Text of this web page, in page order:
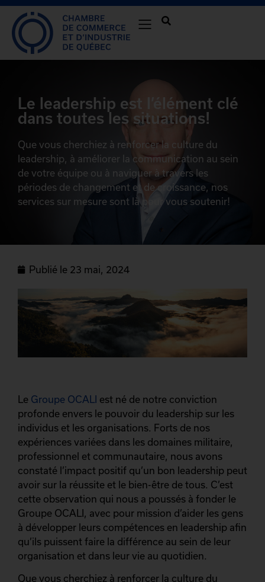
Le leadership est l’élément clé
dans toutes les situations!
Que vous cherchiez à renforcer la culture du
leadership, à améliorer la communication au sein
de votre équipe ou à naviguer à travers les
périodes de changement et de croissance, nos
services sur mesure sont là pour vous soutenir!
Publié le 23 mai, 2024
Le Groupe OCALI est né de notre conviction
profonde envers le pouvoir du leadership sur les
individus et les organisations. Forts de nos
expériences variées dans les domaines militaire,
professionnel et communautaire, nous avons
constaté l’impact positif qu’un bon leadership peut
avoir sur la réussite et le bien-être de tous. C’est
cette observation qui nous a poussés à fonder le
Groupe OCALI, avec pour mission d’aider les gens
à développer leurs compétences en leadership afin
qu’ils puissent faire la différence au sein de leur
organisation et dans leur vie au quotidien.
Que vous cherchiez à renforcer la culture du